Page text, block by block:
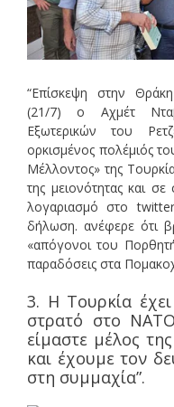
“Επίσκεψη στην
(21/7) ο Αχμέτ
Εξωτερικών του
ορκισμένος πολέμιός
Μέλλοντος» της
της μειονότητας και
λογαριασμό στο
δήλωση. ανέφερε ότι
«απόγονοι του
παραδόσεις στα
3. Η Τουρκία
στρατό στο
είμαστε μέλος
και έχουμε τον
στη συμμαχία”.